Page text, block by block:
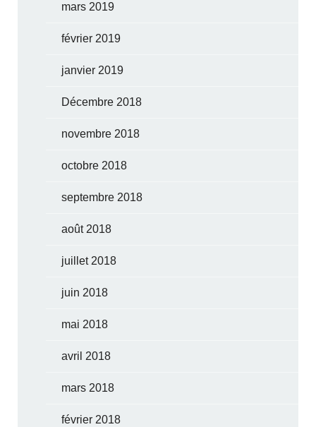
mars 2019
février 2019
janvier 2019
Décembre 2018
novembre 2018
octobre 2018
septembre 2018
août 2018
juillet 2018
juin 2018
mai 2018
avril 2018
mars 2018
février 2018